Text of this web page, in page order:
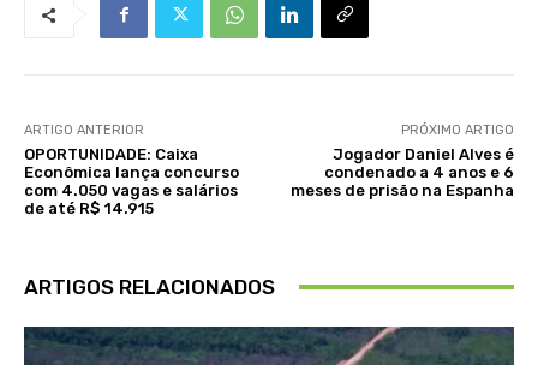
ARTIGO ANTERIOR
OPORTUNIDADE: Caixa
Econômica lança concurso
com 4.050 vagas e salários
de até R$ 14.915
PRÓXIMO ARTIGO
Jogador Daniel Alves é
condenado a 4 anos e 6
meses de prisão na Espanha
ARTIGOS RELACIONADOS